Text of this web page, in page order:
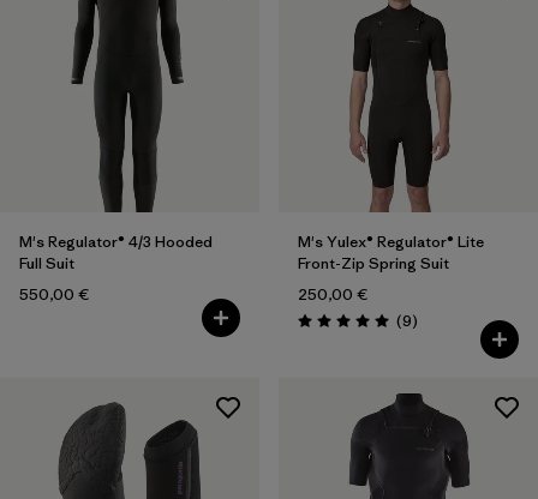
M's Regulator® 4/3 Hooded
Full Suit
550,00 €
M's Yulex® Regulator® Lite
Front-Zip Spring Suit
250,00 €
Bewertung: 5.0 / 5
(9Rezensionen
)